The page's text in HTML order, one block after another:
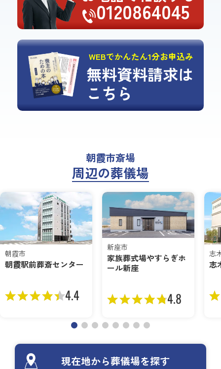
0120864045
WEBでかんたん1分お申込み
無料資料請求は
こちら
朝霞市斎場
周辺の葬儀場
朝霞市
朝霞駅前葬斎センター
4.4
新座市
家族葬式場やすらぎホ
ール新座
4.8
志
志
現在地から葬儀場を探す